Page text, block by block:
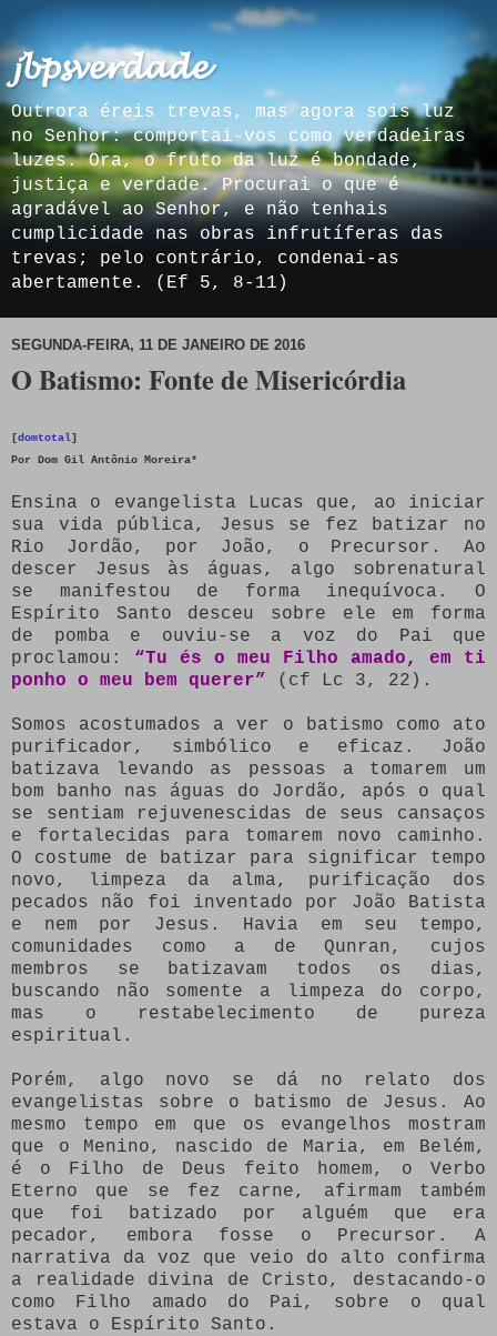
𝓳𝓫𝓹𝓼𝓿𝓮𝓻𝓭𝓪𝓭𝓮
Outrora éreis trevas, mas agora sois luz
no Senhor: comportai-vos como verdadeiras
luzes. Ora, o fruto da luz é bondade,
justiça e verdade. Procurai o que é
agradável ao Senhor, e não tenhais
cumplicidade nas obras infrutíferas das
trevas; pelo contrário, condenai-as
abertamente. (Ef 5, 8-11)
SEGUNDA-FEIRA, 11 DE JANEIRO DE 2016
O Batismo: Fonte de Misericórdia
[domtotal]
Por Dom Gil Antônio Moreira*
Ensina o evangelista Lucas que, ao iniciar
sua vida pública, Jesus se fez batizar no
Rio Jordão, por João, o Precursor. Ao
descer Jesus às águas, algo sobrenatural
se manifestou de forma inequívoca. O
Espírito Santo desceu sobre ele em forma
de pomba e ouviu-se a voz do Pai que
proclamou: “Tu és o meu Filho amado, em ti
ponho o meu bem querer”
(cf Lc 3, 22).
Somos acostumados a ver o batismo como ato
purificador, simbólico e eficaz. João
batizava levando as pessoas a tomarem um
bom banho nas águas do Jordão, após o qual
se sentiam rejuvenescidas de seus cansaços
e fortalecidas para tomarem novo caminho.
O costume de batizar para significar tempo
novo, limpeza da alma, purificação dos
pecados não foi inventado por João Batista
e nem por Jesus. Havia em seu tempo,
comunidades como a de Qunran, cujos
membros se batizavam todos os dias,
buscando não somente a limpeza do corpo,
mas o restabelecimento de pureza
espiritual.
Porém, algo novo se dá no relato dos
evangelistas sobre o batismo de Jesus. Ao
mesmo tempo em que os evangelhos mostram
que o Menino, nascido de Maria, em Belém,
é o Filho de Deus feito homem, o Verbo
Eterno que se fez carne, afirmam também
que foi batizado por alguém que era
pecador, embora fosse o Precursor. A
narrativa da voz que veio do alto confirma
a realidade divina de Cristo, destacando-o
como Filho amado do Pai, sobre o qual
estava o Espírito Santo.